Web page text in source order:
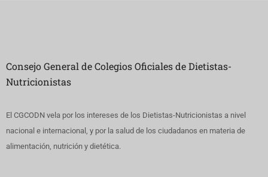
Consejo General de Colegios Oficiales de Dietistas-
Nutricionistas
El CGCODN vela por los intereses de los Dietistas-Nutricionistas a nivel
nacional e internacional, y por la salud de los ciudadanos en materia de
alimentación, nutrición y dietética.